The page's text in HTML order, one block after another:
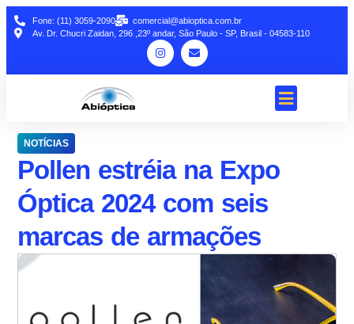
Fone: (11) 3059-2090
comercial@abioptica.com.br
Av. Dr. Chucri Zaidan, 296 ,23º andar, São Paulo - SP, Brasil - 04583-110
NOTÍCIAS
Pollen estréia na Expo
Óptica 2024 com seis
marcas de armações